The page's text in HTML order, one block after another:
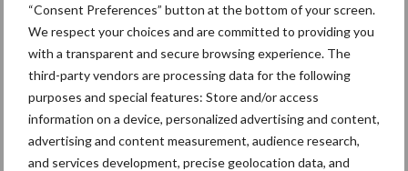
“Consent Preferences” button at the bottom of your screen.
We respect your choices and are committed to providing you
with a transparent and secure browsing experience. The
third-party vendors are processing data for the following
purposes and special features: Store and/or access
information on a device, personalized advertising and content,
advertising and content measurement, audience research,
and services development, precise geolocation data, and
Thema's Vakpartners